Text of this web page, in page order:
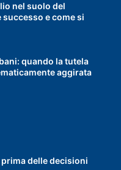
nel suolo del
e come si
quando la tutela
aggirata
delle decisioni